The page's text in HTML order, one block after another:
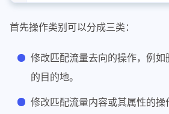
首先操作类别可以分成三类：
修改匹配流量去向的操作，例
的目的地。
修改匹配流量内容或其属性的